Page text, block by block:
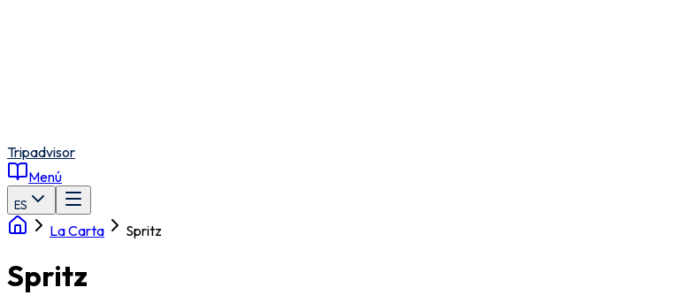
Tripadvisor
Menú
ES
La Carta Spritz
Spritz